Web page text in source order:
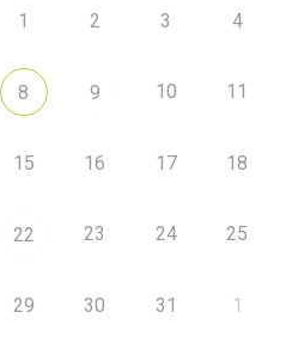
1 2 3 4
8 9 10 11
15 16 17 18
22 23 24 25
29 30 31 1